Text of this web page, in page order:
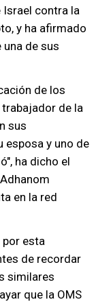
contra la
y ha afirmado
de sus
de los
trabajador de la
sus
esposa y uno de
ha dicho el
en la red
esta
de recordar
similares
que la OMS